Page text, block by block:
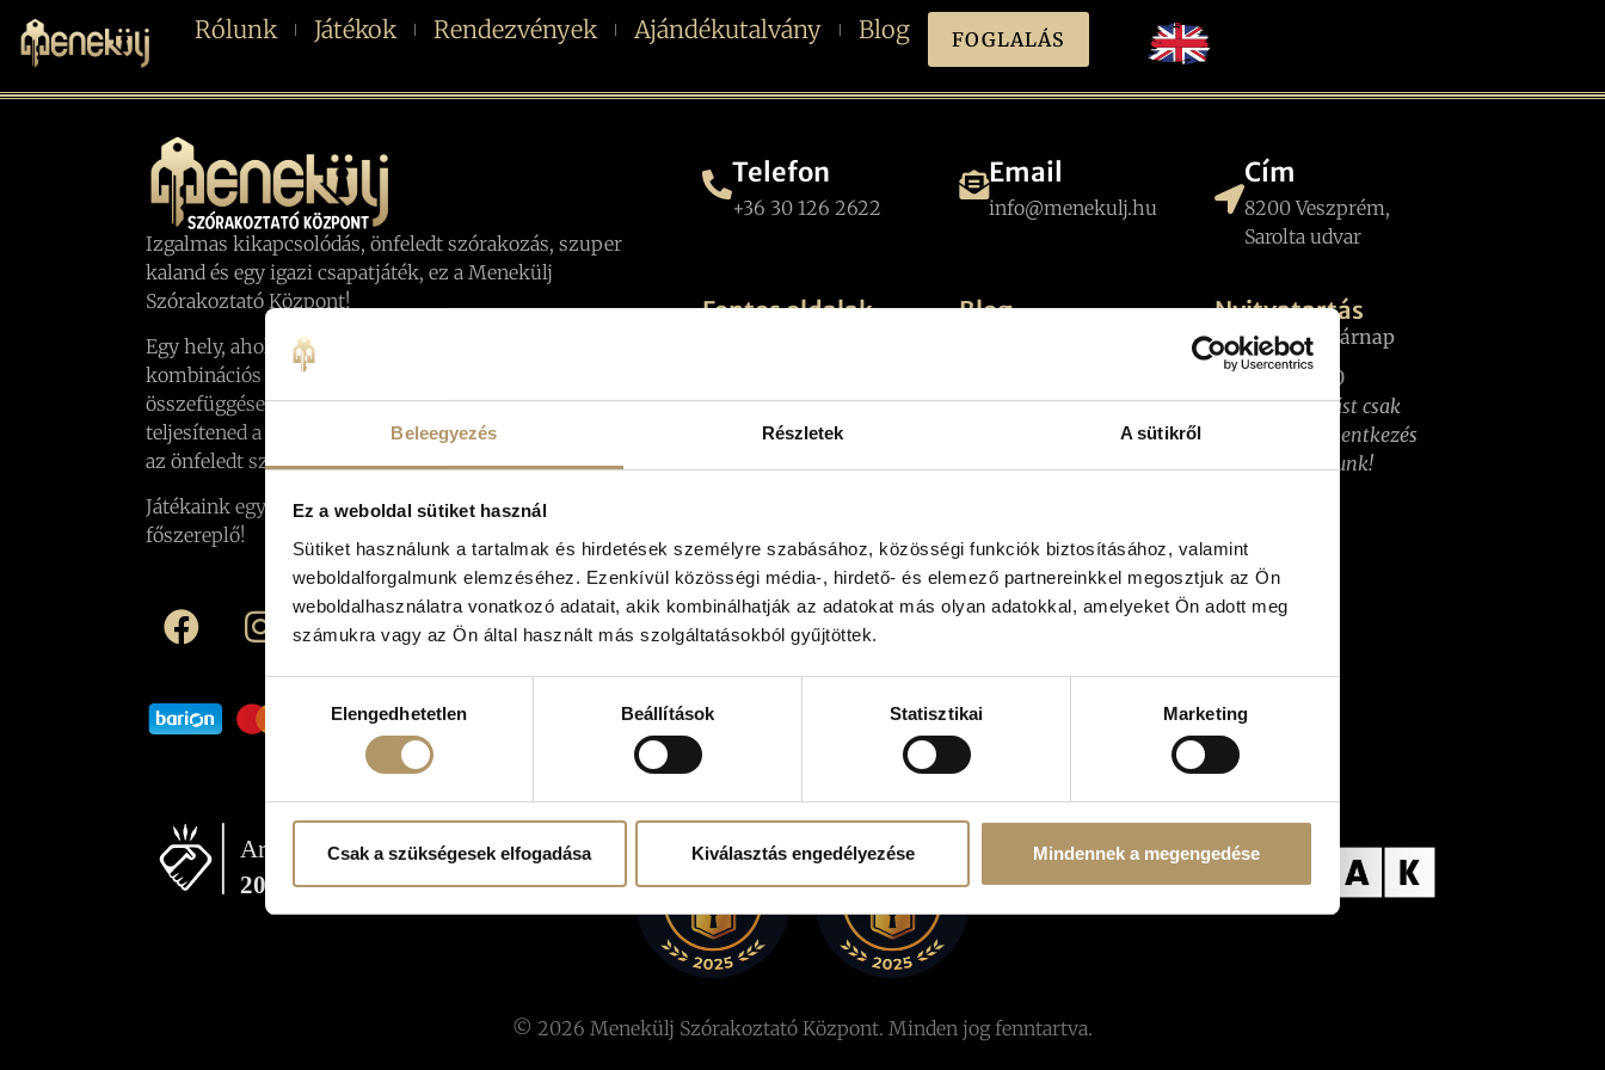
Beleegyezés Részletek A sütikről
Ez a weboldal sütiket használ
Sütiket használunk a tartalmak és hirdetések személyre szabásához, közösségi funkciók biztosításához, valamint
weboldalforgalmunk elemzéséhez. Ezenkívül közösségi média-, hirdető- és elemező partnereinkkel megosztjuk az Ön
weboldalhasználatra vonatkozó adatait, akik kombinálhatják az adatokat más olyan adatokkal, amelyeket Ön adott meg
számukra vagy az Ön által használt más szolgáltatásokból gyűjtöttek.
kiválasztásaElengedhetetlen Beállítások Statisztikai Marketing
Csak a szükségesek elfogadása Kiválasztás engedélyezése Mindennek a megengedése
Rólunk Játékok Rendezvények Ajándékutalvány Blog FOGLALÁS
Izgalmas kikapcsolódás, önfeledt szórakozás, szuper
kaland és egy igazi csapatjáték, ez a Menekülj
Szórakoztató Központ!
Egy hely, ahol a szabadulószobáinkban a logikád és
kombinációs készséged segítségével nyomokat és
összefüggéseket keresve izgalmas kihívásokat kell
teljesítened a kijutáshoz, játékszobáinkban pedig csak
az önfeledt szórakozás és az együtt töltött idő a cél!
Játékaink egy különleges történet, ahol TE vagy a
főszereplő!
Telefon
+36 30 126 2622
Email
info@menekulj.hu
Cím
8200 Veszprém,
Sarolta udvar
Fontos oldalak
Adatkezelési tájékoztató
Blog
látogatni
Veszprémben? Mutatjuk,
A szabadulás művészete:
tippek, hogy hogyan válj
profi szabadulóvá
Nyitvatartás
Hétfő- Vasárnap
10.00-22.00
Aznapi foglalást csak
telefonos bejelentkezés
alapján fogadunk!
© 2026 Menekülj Szórakoztató Központ. Minden jog fenntartva.